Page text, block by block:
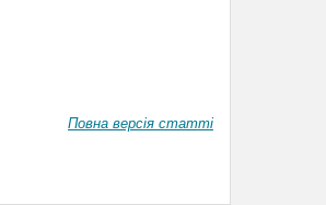
Повна версія статті